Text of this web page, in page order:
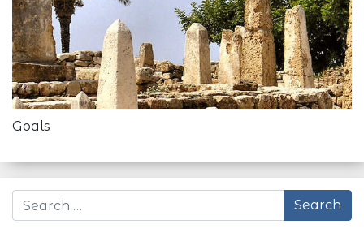
Goals
Search